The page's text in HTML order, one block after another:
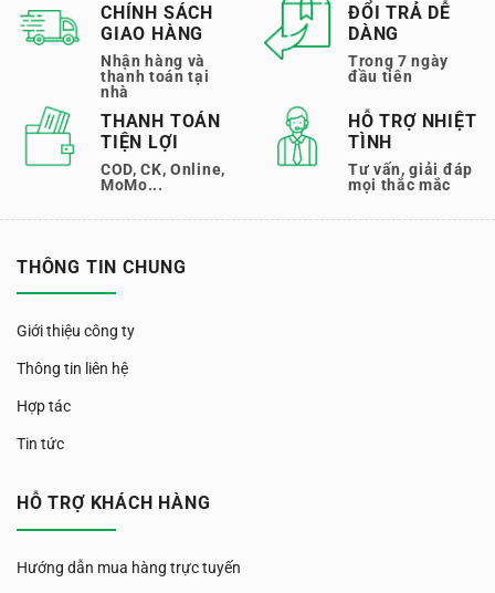
CHÍNH SÁCH
GIAO HÀNG
Nhận hàng và
thanh toán tại
nhà
ĐỔI TRẢ DỄ
DÀNG
Trong 7 ngày
đầu tiên
THANH TOÁN
TIỆN LỢI
COD, CK, Online,
MoMo...
HỖ TRỢ NHIỆT
TÌNH
Tư vấn, giải đáp
mọi thắc mắc
THÔNG TIN CHUNG
Giới thiệu công ty
Thông tin liên hệ
Hợp tác
Tin tức
HỖ TRỢ KHÁCH HÀNG
Hướng dẫn mua hàng trực tuyến